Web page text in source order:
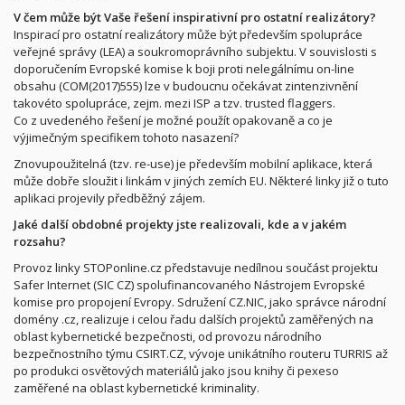
V čem může být Vaše řešení inspirativní pro ostatní realizátory?
Inspirací pro ostatní realizátory může být především spolupráce
veřejné správy (LEA) a soukromoprávního subjektu. V souvislosti s
doporučením Evropské komise k boji proti nelegálnímu on-line
obsahu (COM(2017)555) lze v budoucnu očekávat zintenzivnění
takovéto spolupráce, zejm. mezi ISP a tzv. trusted flaggers.
Co z uvedeného řešení je možné použít opakovaně a co je
výjimečným specifikem tohoto nasazení?
Znovupoužitelná (tzv. re-use) je především mobilní aplikace, která
může dobře sloužit i linkám v jiných zemích EU. Některé linky již o tuto
aplikaci projevily předběžný zájem.
Jaké další obdobné projekty jste realizovali, kde a v jakém
rozsahu?
Provoz linky STOPonline.cz představuje nedílnou součást projektu
Safer Internet (SIC CZ) spolufinancovaného Nástrojem Evropské
komise pro propojení Evropy. Sdružení CZ.NIC, jako správce národní
domény .cz, realizuje i celou řadu dalších projektů zaměřených na
oblast kybernetické bezpečnosti, od provozu národního
bezpečnostního týmu CSIRT.CZ, vývoje unikátního routeru TURRIS až
po produkci osvětových materiálů jako jsou knihy či pexeso
zaměřené na oblast kybernetické kriminality.